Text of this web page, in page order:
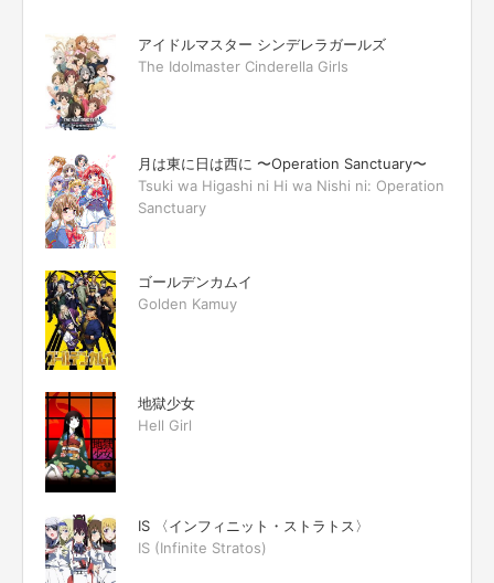
アイドルマスター シンデレラガールズ
The Idolmaster Cinderella Girls
月は東に日は西に 〜Operation Sanctuary〜
Tsuki wa Higashi ni Hi wa Nishi ni: Operation
Sanctuary
ゴールデンカムイ
Golden Kamuy
地獄少女
Hell Girl
IS 〈インフィニット・ストラトス〉
IS (Infinite Stratos)